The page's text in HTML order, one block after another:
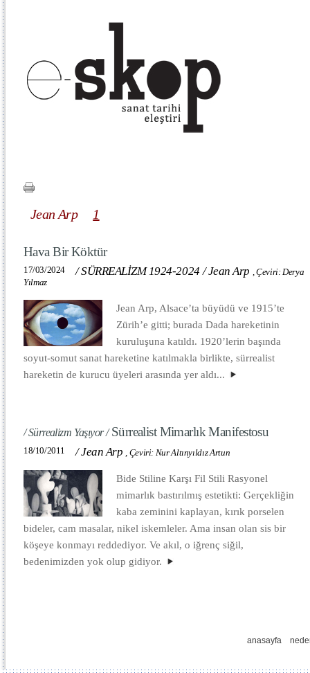
Jean Arp 1
Hava Bir Köktür
17/03/2024 /SÜRREALİZM 1924-2024 /Jean Arp ,Çeviri: Derya
Yılmaz
Jean Arp, Alsace’ta büyüdü ve 1915’te
Zürih’e gitti; burada Dada hareketinin
kuruluşuna katıldı. 1920’lerin başında
soyut-somut sanat hareketine katılmakla birlikte, sürrealist
hareketin de kurucu üyeleri arasında yer aldı...
/ Sürrealizm Yaşıyor /Sürrealist Mimarlık Manifestosu
18/10/2011 /Jean Arp , Çeviri: Nur Altınyıldız Artun
Bide Stiline Karşı Fil Stili Rasyonel
mimarlık bastırılmış estetikti: Gerçekliğin
kaba zeminini kaplayan, kırık porselen
bideler, cam masalar, nikel iskemleler. Ama insan olan sis bir
köşeye konmayı reddediyor. Ve akıl, o iğrenç siğil,
bedenimizden yok olup gidiyor.
anasayfa